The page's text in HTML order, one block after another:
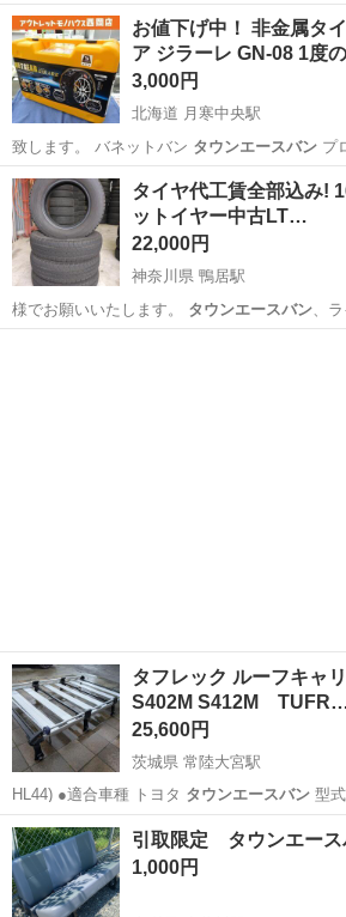
お値下げ中！ 非金属タ
ア ジラーレ GN-08 1度
3,000円
北海道 月寒中央駅
致します。 バネットバン タウンエースバン
北海道 札幌市 月寒中央駅 タイヤ、
タイヤチェーン
タイヤ代工賃全部込み!
ットイヤー中古LT…
22,000円
神奈川県 鴨居駅
様でお願いいたします。 タウンエースバン、ラ
ットバン…
タフレック ルーフキャ
S402M S412M
25,600円
茨城県 常陸大宮駅
HL44) ●適合車種 トヨタ タウンエースバン型
茨城 常陸大宮市 常陸大宮駅 キャ
引取限定 タウンエース
1,000円